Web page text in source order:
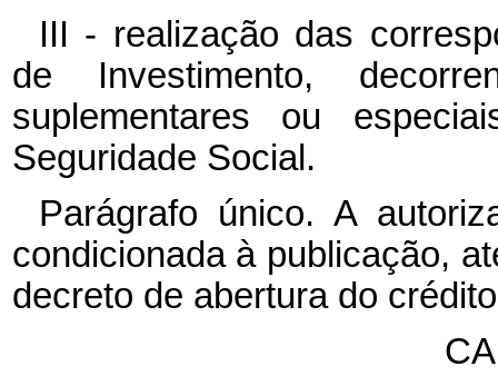
III - realização das
de Investimento,
suplementares ou
Seguridade Social.
Parágrafo único. A
condicionada à publicação,
decreto de abertura do